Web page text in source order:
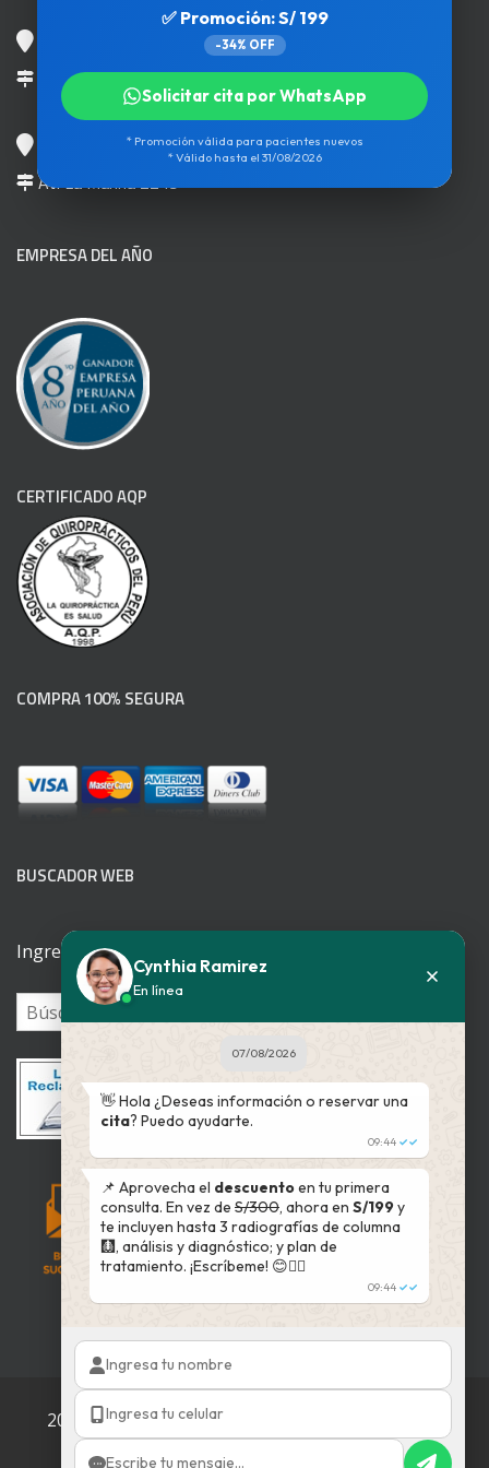
Av. Paseo de la República 1496
San Miguel
Av. La Marina 2249
EMPRESA DEL AÑO
CERTIFICADO AQP
COMPRA 100% SEGURA
BUSCADOR WEB
Ingrese su patología
2002 - 2025 © QuiroVida
Cynthia Ramirez
En línea
07/08/2026
👋 Hola ¿Deseas información o reservar una
cita? Puedo ayudarte.
09:44 ✓✓
📌 Aprovecha el descuentoen tu primera
consulta. En vez de S/300, ahora en S/199y
te incluyen hasta 3 radiografías de columna
🩻, análisis y diagnóstico; y plan de
tratamiento. ¡Escríbeme! 😊👇🏻
09:44 ✓✓
✅ Promoción: S/ 199
-34% OFF
Solicitar cita por WhatsApp
* Promoción válida para pacientes nuevos
* Válido hasta el 31/08/2026